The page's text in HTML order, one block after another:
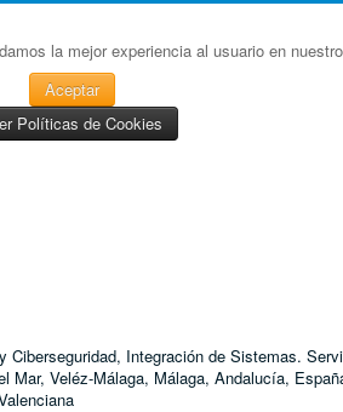
la mejor experiencia al usuario en
Aceptar
Políticas de Cookies
Integración de Sistemas.
Veléz-Málaga, Málaga, Andalucía,